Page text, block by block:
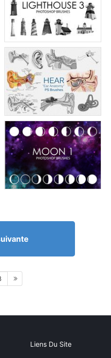
Liens Du Site